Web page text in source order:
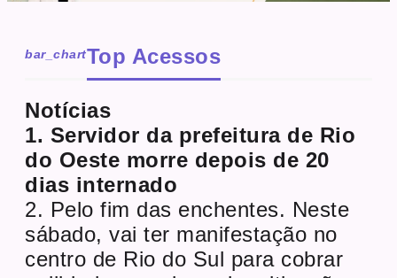
bar_chartTop Acessos
Notícias
1. Servidor da prefeitura de Rio
do Oeste morre depois de 20
dias internado
2. Pelo fim das enchentes. Neste
sábado, vai ter manifestação no
centro de Rio do Sul para cobrar